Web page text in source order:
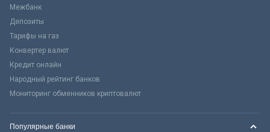
Межбанк
Депозиты
Тарифы на газ
Конвертер валют
Кредит онлайн
Народный рейтинг банков
Мониторинг обменников криптовалют
Популярные банки